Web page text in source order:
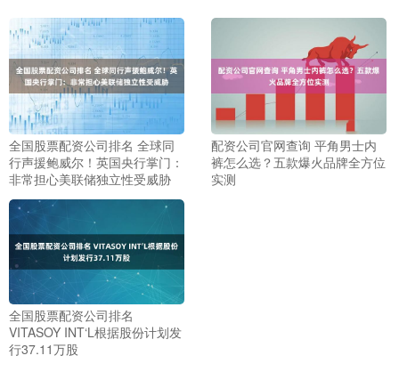
全国股票配资公司排名 全球同
行声援鲍威尔！英国央行掌门：
非常担心美联储独立性受威胁
配资公司官网查询 平角男士内
裤怎么选？五款爆火品牌全方位
实测
全国股票配资公司排名
VITASOY INT‘L根据股份计划发
行37.11万股